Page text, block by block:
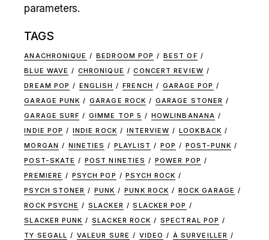
parameters.
TAGS
ANACHRONIQUE BEDROOM POP
BEST OF
BLUE WAVE
CHRONIQUE
CONCERT REVIEW
DREAM POP
ENGLISH FRENCH
GARAGE POP
GARAGE PUNK
GARAGE ROCK
GARAGE STONER
GARAGE SURF
GIMME TOP 5
HOWLINBANANA
INDIE POP
INDIE ROCK INTERVIEW
LOOKBACK
MORGAN
NINETIES PLAYLIST POP
POST-PUNK
POST-SKATE
POST NINETIES
POWER POP
PREMIERE
PSYCH POP
PSYCH ROCK
PSYCH STONER
PUNK PUNK ROCK
ROCK GARAGE
ROCK PSYCHE
SLACKER
SLACKER POP
SLACKER PUNK
SLACKER ROCK
SPECTRAL POP
TY SEGALL
VALEUR SURE VIDEO À SURVEILLER